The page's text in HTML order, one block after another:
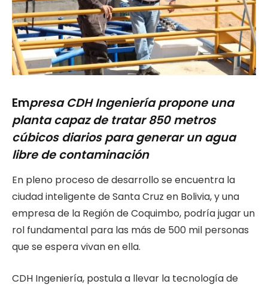
Empresa CDH Ingeniería propone una
planta capaz de tratar 850 metros
cúbicos diarios para generar un agua
libre de contaminación
En pleno proceso de desarrollo se encuentra la
ciudad inteligente de Santa Cruz en Bolivia, y una
empresa de la Región de Coquimbo, podría jugar un
rol fundamental para las más de 500 mil personas
que se espera vivan en ella.
CDH Ingeniería, postula a llevar la tecnología de